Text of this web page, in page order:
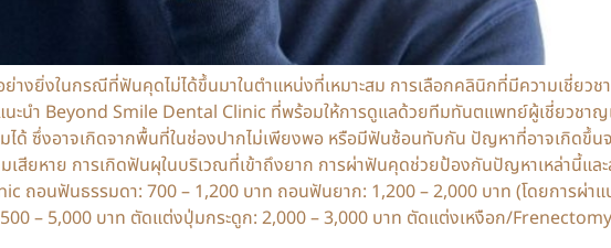
งยิ่งในกรณีที่ฟันคุดไม่ได้ขึ้นมาในตำแหน่งที่เหมาะสม การเลือกคลินิกที่มีความเชี่ยวช
นำ Beyond Smile Dental Clinic ที่พร้อมให้การดูแลด้วยทีมทันตแพทย์ผู้เชี่ยวชาญ
ด้ ซึ่งอาจเกิดจากพื้นที่ในช่องปากไม่เพียงพอ หรือมีฟันซ้อนทับกัน ปัญหาที่อาจเกิดขึ้
เสียหาย การเกิดฟันผุในบริเวณที่เข้าถึงยาก การผ่าฟันคุดช่วยป้องกันปัญหาเหล่านี้แล
ถอนฟันธรรมดา: 700 – 1,200 บาท ถอนฟันยาก: 1,200 – 2,000 บาท (โดยการผ่
– 5,000 บาท ตัดแต่งปุ่มกระดูก: 2,000 – 3,000 บาท ตัดแต่งเหงือก/